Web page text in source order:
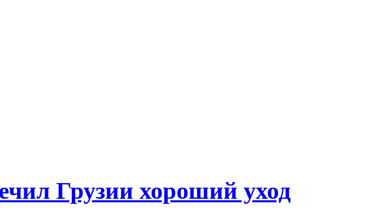
Грузии хороший уход